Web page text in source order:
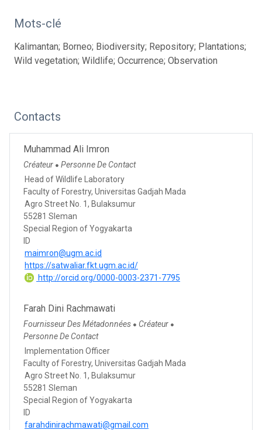
Mots-clé
Kalimantan; Borneo; Biodiversity; Repository; Plantations;
Wild vegetation; Wildlife; Occurrence; Observation
Contacts
Muhammad Ali Imron
Créateur ● Personne De Contact
Head of Wildlife Laboratory
Faculty of Forestry, Universitas Gadjah Mada
Agro Street No. 1, Bulaksumur
55281 Sleman
Special Region of Yogyakarta
ID
maimron@ugm.ac.id
https://satwaliar.fkt.ugm.ac.id/
http://orcid.org/0000-0003-2371-7795
Farah Dini Rachmawati
Fournisseur Des Métadonnées ● Créateur ●
Personne De Contact
Implementation Officer
Faculty of Forestry, Universitas Gadjah Mada
Agro Street No. 1, Bulaksumur
55281 Sleman
Special Region of Yogyakarta
ID
farahdinirachmawati@gmail.com